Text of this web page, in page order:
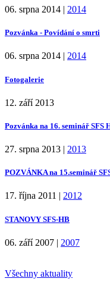
06. srpna 2014 | 2014
Pozvánka - Povídání o smrti
06. srpna 2014 | 2014
Fotogalerie
12. září 2013
Pozvánka na 16. seminář SFS
27. srpna 2013 | 2013
POZVÁNKA na 15.seminář
17. října 2011 | 2012
STANOVY SFS-HB
06. září 2007 | 2007
Všechny aktuality